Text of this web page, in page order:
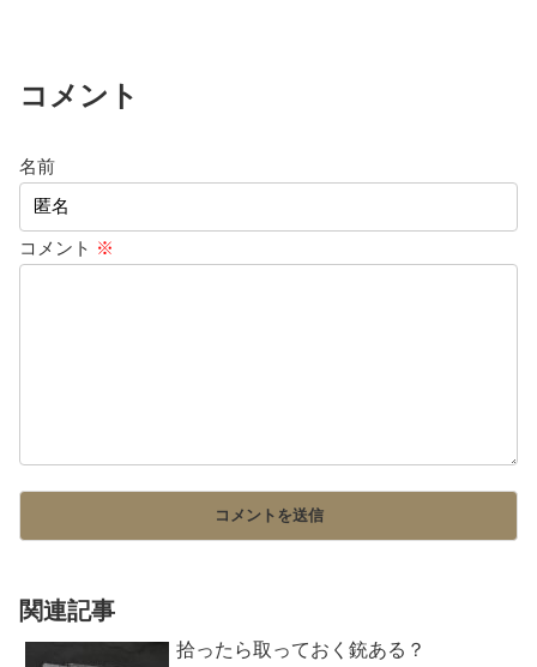
コメント
名前
コメント ※
関連記事
拾ったら取っておく銃ある？